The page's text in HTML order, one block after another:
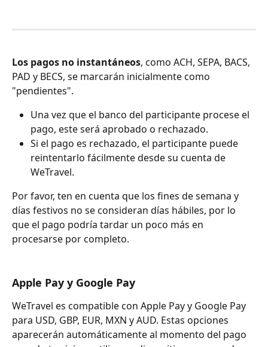
Los pagos no instantáneos, como ACH, SEPA, BACS,
PAD y BECS, se marcarán inicialmente como
"pendientes".
Una vez que el banco del participante procese el
pago, este será aprobado o rechazado.
Si el pago es rechazado, el participante puede
reintentarlo fácilmente desde su cuenta de
WeTravel.
Por favor, ten en cuenta que los fines de semana y
días festivos no se consideran días hábiles, por lo
que el pago podría tardar un poco más en
procesarse por completo.
Apple Pay y Google Pay
WeTravel es compatible con Apple Pay y Google Pay
para USD, GBP, EUR, MXN y AUD. Estas opciones
aparecerán automáticamente al momento del pago